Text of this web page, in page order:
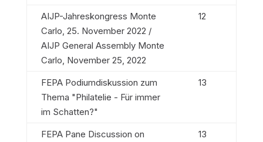
AIJP-Jahreskongress Monte
Carlo, 25. November 2022 /
AIJP General Assembly Monte
Carlo, November 25, 2022
12
FEPA Podiumdiskussion zum
Thema "Philatelie - Für immer
im Schatten?"
13
FEPA Pane Discussion on
13